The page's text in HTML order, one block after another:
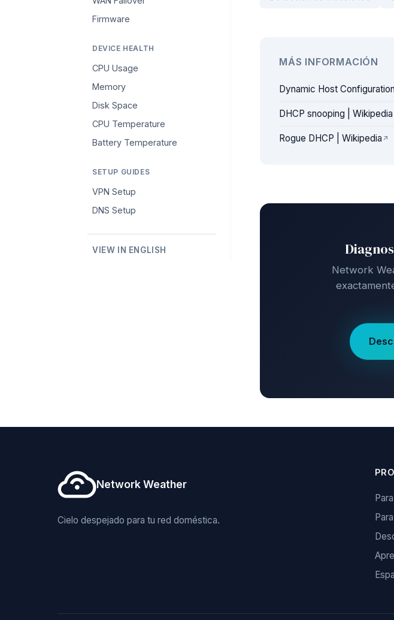
Firmware
DEVICE HEALTH
CPU Usage
Memory
Disk Space
CPU Temperature
Battery Temperature
SETUP GUIDES
VPN Setup
DNS Setup
VIEW IN ENGLISH
MÁS INFORMACIÓN
Dynamic Host
DHCP snooping | Wikipedia
Rogue DHCP | Wikipedia
Network
Network Weather
Cielo despejado para tu red doméstica.